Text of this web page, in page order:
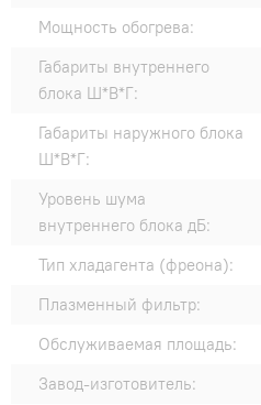
Мощность обогрева:
Габариты внутреннего
блока Ш*В*Г:
Габариты наружного блока
Ш*В*Г:
Уровень шума
внутреннего блока дБ:
Тип хладагента (фреона):
Плазменный фильтр:
Обслуживаемая площадь:
Завод-изготовитель: